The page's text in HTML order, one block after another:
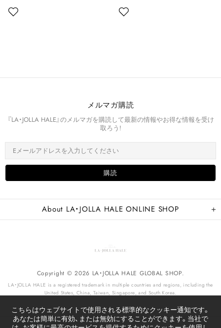
About LA・JOLLA HALE ONLINE SHOP
メルマガ購読
『LA・JOLLA HALE』のメルマガを購読して最新の情報やお得な情報を受け
取ろう!
Copyright © 2026 LA・JOLLA HALE GLOBAL SHOP.
LA・JOLLA HALE is a registered trademark in multiple countries and regions, including the
United States, China, Taiwan, Singapore, and South Korea.
こちらはウェブサイトで使用される標準的なクッキー通知です。
あなたは簡単に有効、または無効にすることができます。当社で